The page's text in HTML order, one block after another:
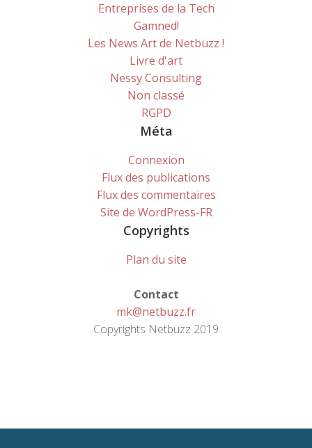
Entreprises de la Tech
Gamned!
Les News Art de Netbuzz !
Livre d'art
Nessy Consulting
Non classé
RGPD
Méta
Connexion
Flux des publications
Flux des commentaires
Site de WordPress-FR
Copyrights
Plan du site
Contact
mk@netbuzz.fr
Copyrights Netbuzz 2019